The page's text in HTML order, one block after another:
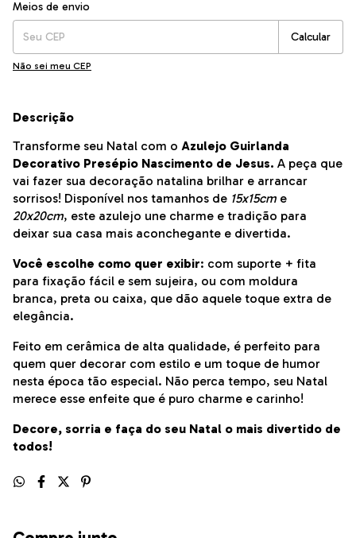
Meios de envio
Calcular
Não sei meu CEP
Descrição
Transforme seu Natal com o Azulejo Guirlanda
Decorativo Presépio Nascimento de Jesus. A peça que
vai fazer sua decoração natalina brilhar e arrancar
sorrisos! Disponível nos tamanhos de 15x15cm e
20x20cm, este azulejo une charme e tradição para
deixar sua casa mais aconchegante e divertida.
Você escolhe como quer exibir: com suporte + fita
para fixação fácil e sem sujeira, ou com moldura
branca, preta ou caixa, que dão aquele toque extra de
elegância.
Feito em cerâmica de alta qualidade, é perfeito para
quem quer decorar com estilo e um toque de humor
nesta época tão especial. Não perca tempo, seu Natal
merece esse enfeite que é puro charme e carinho!
Decore, sorria e faça do seu Natal o mais divertido de
todos!